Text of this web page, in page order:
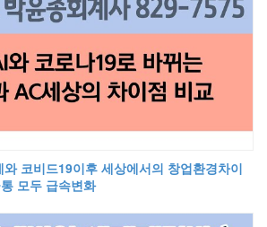
코비드19이후 세상에서의 창업환경차이
식주금통 모두 급속변화